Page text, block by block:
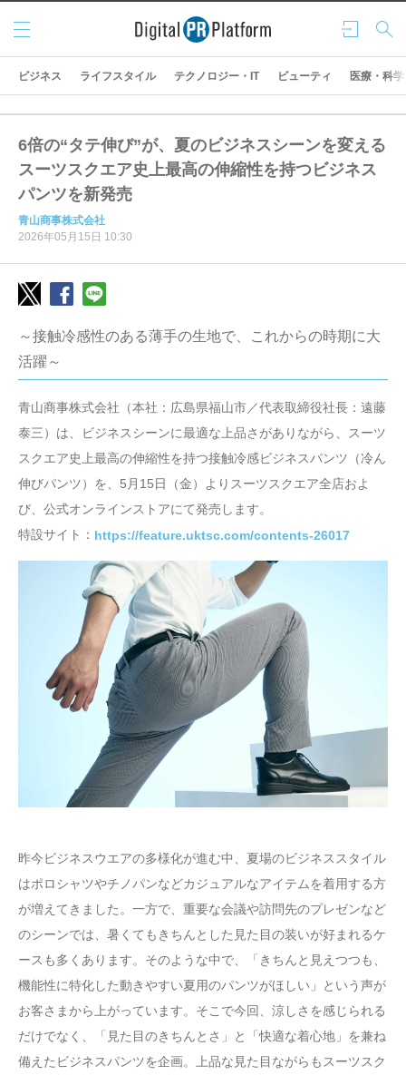
ログ
イン
検索
メニ
ュー
ビジネス ライフスタイル テクノロジー・IT ビューティ 医療・科学
6倍の“タテ伸び”が、夏のビジネスシーンを変える
スーツスクエア史上最高の伸縮性を持つビジネス
パンツを新発売
青山商事株式会社
2026年05月15日 10:30
～接触冷感性のある薄手の生地で、これからの時期に大
活躍～
青山商事株式会社（本社：広島県福山市／代表取締役社長：遠藤
泰三）は、ビジネスシーンに最適な上品さがありながら、スーツ
スクエア史上最高の伸縮性を持つ接触冷感ビジネスパンツ（冷ん
伸びパンツ）を、5月15日（金）よりスーツスクエア全店およ
び、公式オンラインストアにて発売します。
特設サイト： https://feature.uktsc.com/contents-26017
昨今ビジネスウエアの多様化が進む中、夏場のビジネススタイル
はポロシャツやチノパンなどカジュアルなアイテムを着用する方
が増えてきました。一方で、重要な会議や訪問先のプレゼンなど
のシーンでは、暑くてもきちんとした見た目の装いが好まれるケ
ースも多くあります。そのような中で、「きちんと見えつつも、
機能性に特化した動きやすい夏用のパンツがほしい」という声が
お客さまから上がっています。そこで今回、涼しさを感じられる
だけでなく、「見た目のきちんとさ」と「快適な着心地」を兼ね
備えたビジネスパンツを企画。上品な見た目ながらもスーツスク